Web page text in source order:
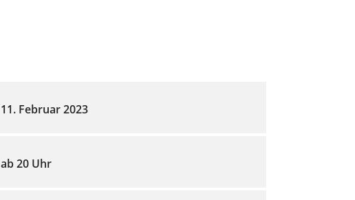
11. Februar 2023
ab 20 Uhr